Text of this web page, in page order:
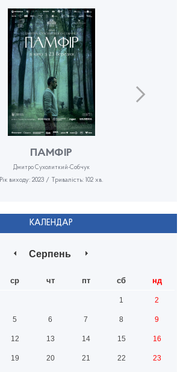
ПАМФІР
Дмитро Сухолиткий-Собчук
Рік виходу: 2023 / Тривалість: 102 хв.
КАЛЕНДАР
Серпень
ср чт пт сб нд
1 2
5 6 7 8 9
12 13 14 15 16
19 20 21 22 23